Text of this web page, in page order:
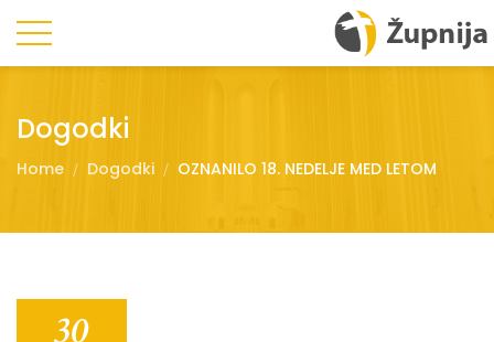
Dogodki
Home Dogodki OZNANILO 18. NEDELJE MED LETOM
30